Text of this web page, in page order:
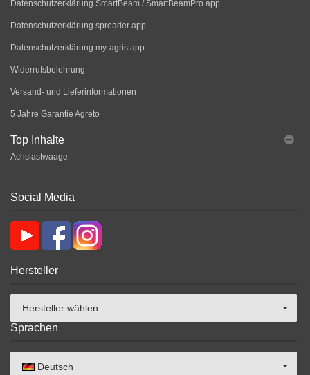
Datenschutzerklärung SmartBeam / SmartBeamPro app
Datenschutzerklärung spreader app
Datenschutzerklärung my-agris app
Widerrufsbelehrung
Versand- und Lieferinformationen
5 Jahre Garantie Agreto
Top Inhalte
Achslastwaage
Social Media
Hersteller
Hersteller wählen
Sprachen
Deutsch